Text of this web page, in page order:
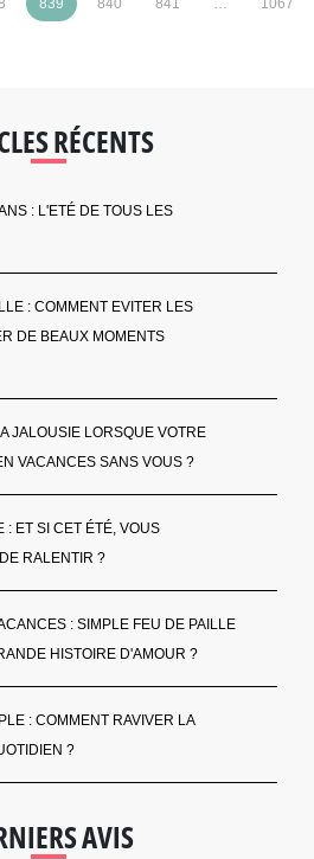
839 840 841 … 1067
RÉCENTS
: L'ETÉ DE TOUS LES
: COMMENT EVITER LES
DE BEAUX MOMENTS
JALOUSIE LORSQUE VOTRE
VACANCES SANS VOUS ?
: ET SI CET ÉTÉ, VOUS
RALENTIR ?
: SIMPLE FEU DE PAILLE
HISTOIRE D'AMOUR ?
: COMMENT RAVIVER LA
?
AVIS